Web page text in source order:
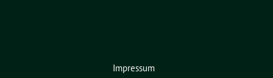
Impressum